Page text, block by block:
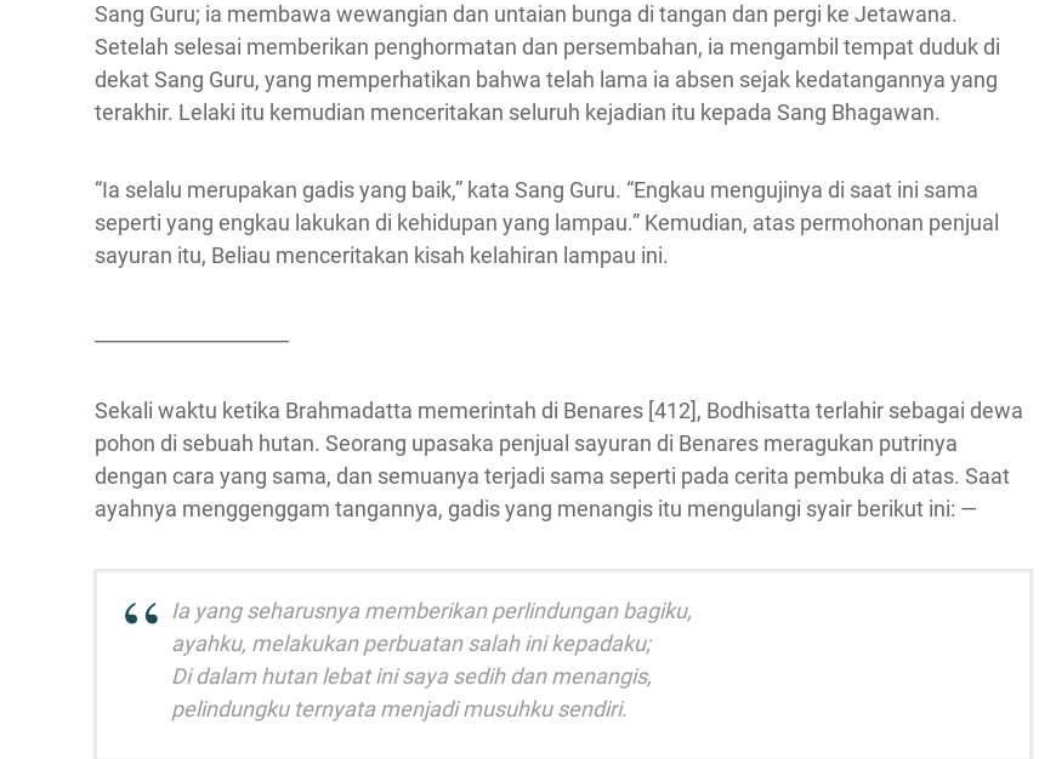
Sang Guru; ia membawa wewangian dan untaian bunga di tangan dan pergi ke Jetawana.
Setelah selesai memberikan penghormatan dan persembahan, ia mengambil tempat duduk di
dekat Sang Guru, yang memperhatikan bahwa telah lama ia absen sejak kedatangannya yang
terakhir. Lelaki itu kemudian menceritakan seluruh kejadian itu kepada Sang Bhagawan.
“Ia selalu merupakan gadis yang baik,” kata Sang Guru. “Engkau mengujinya di saat ini sama
seperti yang engkau lakukan di kehidupan yang lampau.” Kemudian, atas permohonan penjual
sayuran itu, Beliau menceritakan kisah kelahiran lampau ini.
Sekali waktu ketika Brahmadatta memerintah di Benares [412], Bodhisatta terlahir sebagai dewa
pohon di sebuah hutan. Seorang upasaka penjual sayuran di Benares meragukan putrinya
dengan cara yang sama, dan semuanya terjadi sama seperti pada cerita pembuka di atas. Saat
ayahnya menggenggam tangannya, gadis yang menangis itu mengulangi syair berikut ini: —
Ia yang seharusnya memberikan perlindungan bagiku,
ayahku, melakukan perbuatan salah ini kepadaku;
Di dalam hutan lebat ini saya sedih dan menangis,
pelindungku ternyata menjadi musuhku sendiri.